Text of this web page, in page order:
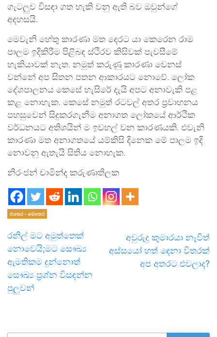
ගැටලුව විසඳා ගත හැකි වනු ඇති බව ඔවුන්ගේ
අදහසයි.
මෙවැනි හේතු කාරණා මත දෙරට යා කෙරෙන රාම
පාලම ඉදිකිරීම පිළිබඳ ස්ථිරව කිසිවක් පැවසීමේ
හැකියාවක් නැත. නමුත් කරුණු කාරණා වෙනස්
වන්නේ අප සිතන පතන ආකාරයට නොවේ. ලෝක
දේශපාලනය කෙසේ හැසිරේ දැයි අපට අනාවැකි පළ
කළ නොහැක. කෙසේ නමුත් රටවල් අතර ප්‍රවාහනය
පහසුවෙන් සිදුකරගැනීම අනාගත ලෝකයේ ආර්ථික
වර්ධනයට අතිශයින් ම ඉවහල් වන කාරණයකි. එවැනි
කාරණා මත අනාගතයේ යම්කිසි දිනෙක මේ පාලම ඉදි
නොවනු ඇතැයි සිතිය නොහැක.
නිරංජන් චාමින්ද කරුණාතිලක
එතෙර - මෙතෙර
රනිල් මට අමුත්තෙක්
නොවෙයි;මට සෞඛ්‍ය
ඇමතිකම දුන්නොත්
සෞඛ්‍ය ප්‍රශ්න විසඳන්න
පුලුවන්
අවුරුදු කුමාරයා නෑවිත්
අස්සයෝ හත් දෙනා විතරක්
අප අතරට එවලාද?